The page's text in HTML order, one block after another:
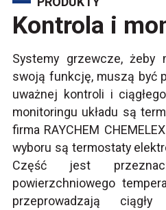
Kontrola i
Systemy grzewcze, żeby
swoją funkcję, muszą być
uważnej kontroli i
monitoringu układu są
firma RAYCHEM
wyboru są termostaty
Część jest
powierzchniowego
przeprowadzają